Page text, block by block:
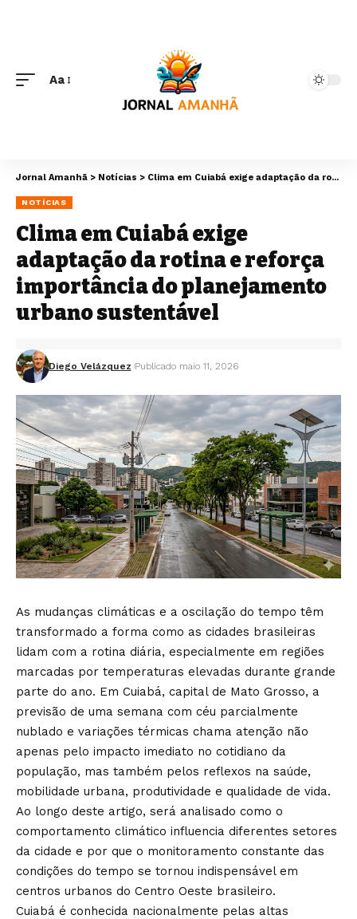
Aa
Jornal Amanhã > Notícias > Clima em Cuiabá exige adaptação da rotina e reforça importância do planejamento urbano sustentável
NOTÍCIAS
Clima em Cuiabá exige
adaptação da rotina e reforça
importância do planejamento
urbano sustentável
Diego Velázquez Publicado maio 11, 2026
As mudanças climáticas e a oscilação do tempo têm
transformado a forma como as cidades brasileiras
lidam com a rotina diária, especialmente em regiões
marcadas por temperaturas elevadas durante grande
parte do ano. Em Cuiabá, capital de Mato Grosso, a
previsão de uma semana com céu parcialmente
nublado e variações térmicas chama atenção não
apenas pelo impacto imediato no cotidiano da
população, mas também pelos reflexos na saúde,
mobilidade urbana, produtividade e qualidade de vida.
Ao longo deste artigo, será analisado como o
comportamento climático influencia diferentes setores
da cidade e por que o monitoramento constante das
condições do tempo se tornou indispensável em
centros urbanos do Centro Oeste brasileiro.
Cuiabá é conhecida nacionalmente pelas altas